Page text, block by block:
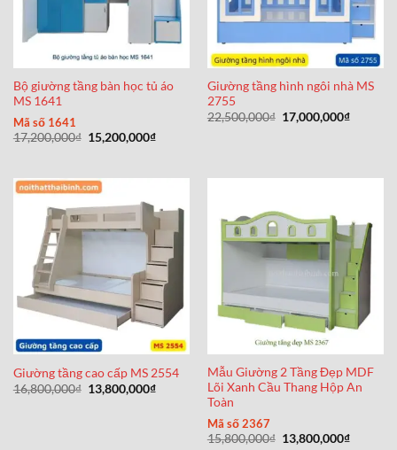
Bộ giường tầng bàn học tủ áo
MS 1641
Mã số 1641
17,200,000₫ Giá
gốc
15,200,000₫Giá
15,200,000₫.
Giường tầng hình ngôi nhà MS
2755
22,500,000₫ Giá
gốc
17,000,000₫Giá
Giường tầng cao cấp MS 2554
16,800,000₫ Giá
gốc
13,800,000₫Giá
13,800,000₫.
Mẫu Giường 2 Tầng Đẹp MDF
Lõi Xanh Cầu Thang Hộp An
Toàn
Mã số 2367
15,800,000₫ Giá
13,800,000₫Giá